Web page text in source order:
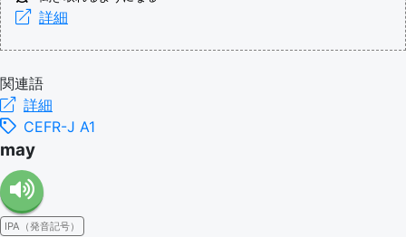
詳細
関連語
詳細
CEFR-J A1
may
IPA（発音記号）